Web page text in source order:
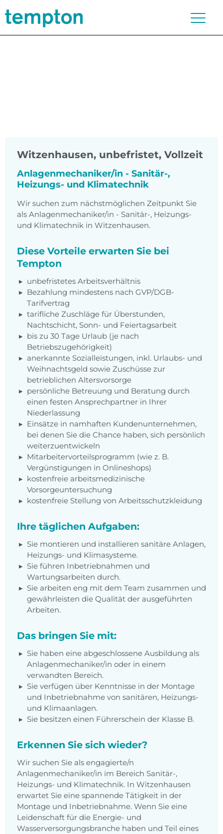
Witzenhausen, unbefristet, Vollzeit
Anlagenmechaniker/in - Sanitär-,
Heizungs- und Klimatechnik
Wir suchen zum nächstmöglichen Zeitpunkt Sie
als Anlagenmechaniker/in - Sanitär-, Heizungs-
und Klimatechnik in Witzenhausen.
Diese Vorteile erwarten Sie bei
Tempton
unbefristetes Arbeitsverhältnis
Bezahlung mindestens nach GVP/DGB-
Tarifvertrag
tarifliche Zuschläge für Überstunden,
Nachtschicht, Sonn- und Feiertagsarbeit
bis zu 30 Tage Urlaub (je nach
Betriebszugehörigkeit)
anerkannte Sozialleistungen, inkl. Urlaubs- und
Weihnachtsgeld sowie Zuschüsse zur
betrieblichen Altersvorsorge
persönliche Betreuung und Beratung durch
einen festen Ansprechpartner in Ihrer
Niederlassung
Einsätze in namhaften Kundenunternehmen,
bei denen Sie die Chance haben, sich persönlich
weiterzuentwickeln
Mitarbeitervorteilsprogramm (wie z. B.
Vergünstigungen in Onlineshops)
kostenfreie arbeitsmedizinische
Vorsorgeuntersuchung
kostenfreie Stellung von Arbeitsschutzkleidung
Ihre täglichen Aufgaben:
Sie montieren und installieren sanitäre Anlagen,
Heizungs- und Klimasysteme.
Sie führen Inbetriebnahmen und
Wartungsarbeiten durch.
Sie arbeiten eng mit dem Team zusammen und
gewährleisten die Qualität der ausgeführten
Arbeiten.
Das bringen Sie mit:
Sie haben eine abgeschlossene Ausbildung als
Anlagenmechaniker/in oder in einem
verwandten Bereich.
Sie verfügen über Kenntnisse in der Montage
und Inbetriebnahme von sanitären, Heizungs-
und Klimaanlagen.
Sie besitzen einen Führerschein der Klasse B.
Erkennen Sie sich wieder?
Wir suchen Sie als engagierte/n
Anlagenmechaniker/in im Bereich Sanitär-,
Heizungs- und Klimatechnik. In Witzenhausen
erwartet Sie eine spannende Tätigkeit in der
Montage und Inbetriebnahme. Wenn Sie eine
Leidenschaft für die Energie- und
Wasserversorgungsbranche haben und Teil eines